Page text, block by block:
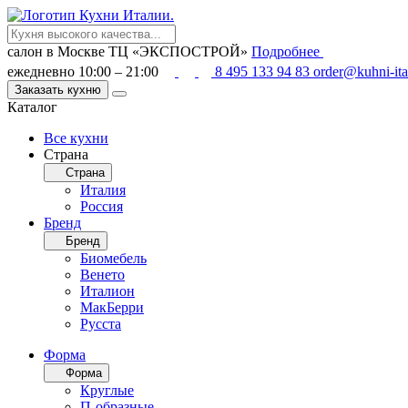
салон в Москве ТЦ «ЭКСПОСТРОЙ» Подробнее
ежедневно 10:00 – 21:00
8 495 133 94 83 order@kuhni-
Заказать кухню
Каталог
Все кухни
Страна
Страна
Италия
Россия
Бренд
Бренд
Биомебель
Венето
Италион
МакБерри
Русста
Форма
Форма
Круглые